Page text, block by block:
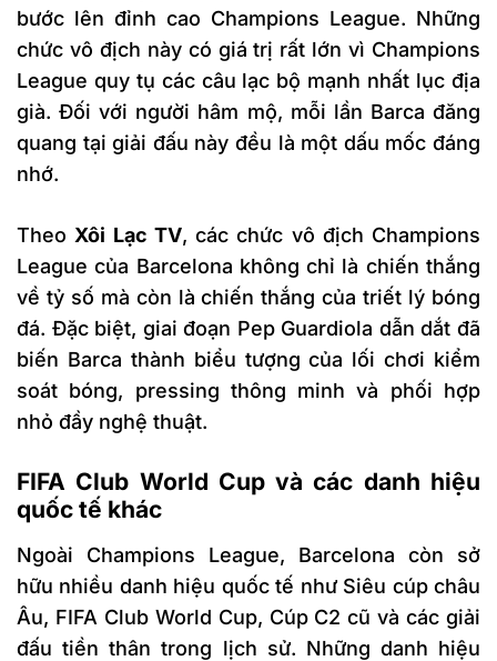
bước lên đỉnh cao Champions League. Những
chức vô địch này có giá trị rất lớn vì Champions
League quy tụ các câu lạc bộ mạnh nhất lục địa
già. Đối với người hâm mộ, mỗi lần Barca đăng
quang tại giải đấu này đều là một dấu mốc đáng
nhớ.
Theo Xôi Lạc TV, các chức vô địch Champions
League của Barcelona không chỉ là chiến thắng
về tỷ số mà còn là chiến thắng của triết lý bóng
đá. Đặc biệt, giai đoạn Pep Guardiola dẫn dắt đã
biến Barca thành biểu tượng của lối chơi kiểm
soát bóng, pressing thông minh và phối hợp
nhỏ đầy nghệ thuật.
FIFA Club World Cup và các danh hiệu
quốc tế khác
Ngoài Champions League, Barcelona còn sở
hữu nhiều danh hiệu quốc tế như Siêu cúp châu
Âu, FIFA Club World Cup, Cúp C2 cũ và các giải
đấu tiền thân trong lịch sử. Những danh hiệu